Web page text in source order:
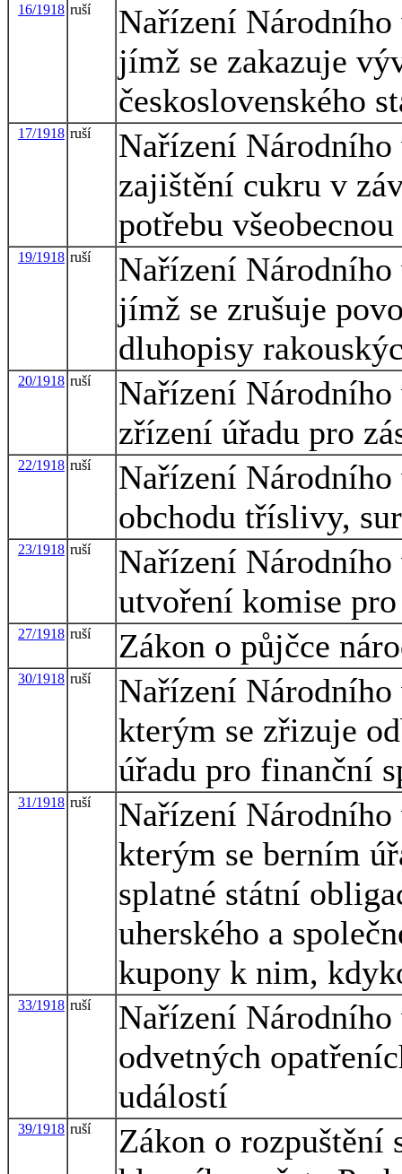
16/1918 ruší
Nařízení Národního
jímž se zakazuje
československého
17/1918 ruší
Nařízení Národního
zajištění cukru v
potřebu všeobecnou
19/1918 ruší
Nařízení Národního
jímž se zrušuje
dluhopisy
20/1918 ruší
Nařízení Národního
zřízení úřadu pro
22/1918 ruší
Nařízení Národního
obchodu tříslivy,
23/1918 ruší
Nařízení Národního
utvoření komise
27/1918 ruší Zákon o půjčce
30/1918 ruší
Nařízení Národního
kterým se zřizuje
úřadu pro finanční
31/1918 ruší
Nařízení Národního
kterým se berním
splatné státní
uherského a
kupony k nim,
33/1918 ruší
Nařízení Národního
odvetných
událostí
39/1918 ruší
Zákon o rozpuštění